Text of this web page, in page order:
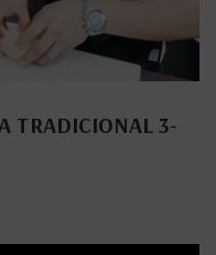
TRADICIONAL 3-